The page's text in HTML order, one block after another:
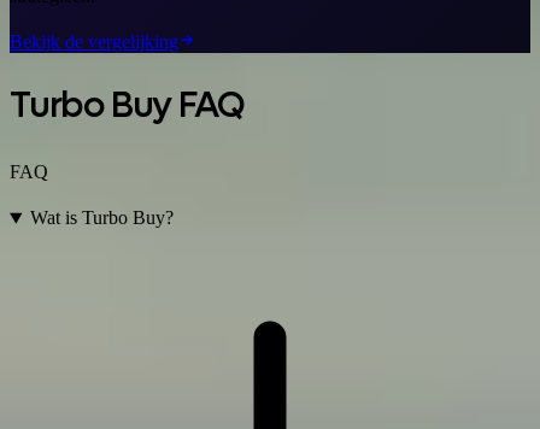
Bekijk de vergelijking
Turbo Buy FAQ
FAQ
Wat is Turbo Buy?